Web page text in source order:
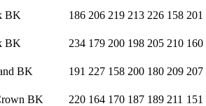
BK 186 206 219 213 226 158 201
BK 234 179 200 198 205 210 160
BK 191 227 158 200 180 209 207
BK 220 164 170 187 189 211 151